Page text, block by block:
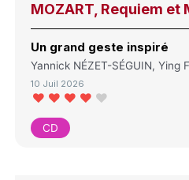
MOZART, Requiem et
Un grand geste inspiré
Yannick NÉZET-SÉGUIN, Ying
10 Juil 2026
CD